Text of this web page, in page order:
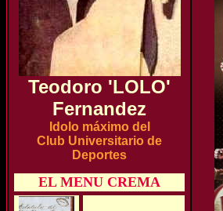
Teodoro 'LOLO'
Fernandez
Idolo máximo del
Club Universitario de
Deportes
EL MENU CREMA